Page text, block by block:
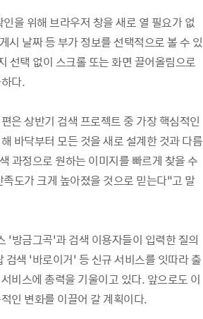
을 위해 브라우저 창을 새로 열 필요가 없
시 날짜 등 부가 정보를 선택적으로 볼 수 있
선택 없이 스크롤 또는 화면 끌어올림으로
다.
은 상반기 검색 프로젝트 중 가장 핵심적인
바닥부터 모든 것을 새로 설계한 것과 다름
과정으로 원하는 이미지를 빠르게 찾을 수
도가 크게 높아졌을 것으로 믿는다”고 말
방금그곡’과 검색 이용자들이 입력한 질의
색 ‘바로이거’ 등 신규 서비스를 잇따라 출
비스에 총력을 기울이고 있다. 앞으로도 이
인 변화를 이끌어 갈 계획이다.